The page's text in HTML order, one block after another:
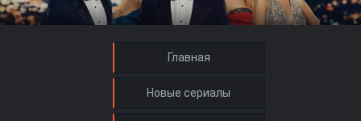
Главная
Новые сериалы